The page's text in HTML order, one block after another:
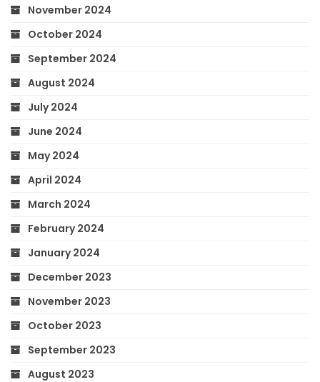
November 2024
October 2024
September 2024
August 2024
July 2024
June 2024
May 2024
April 2024
March 2024
February 2024
January 2024
December 2023
November 2023
October 2023
September 2023
August 2023